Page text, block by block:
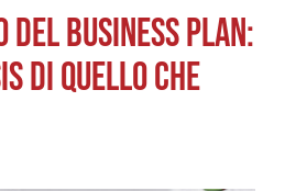
Business Plan:
di quello che